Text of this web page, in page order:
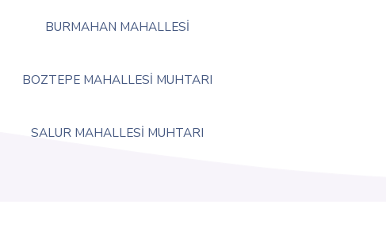
BURMAHAN MAHALLESİ
BOZTEPE MAHALLESİ MUHTARI
SALUR MAHALLESİ MUHTARI